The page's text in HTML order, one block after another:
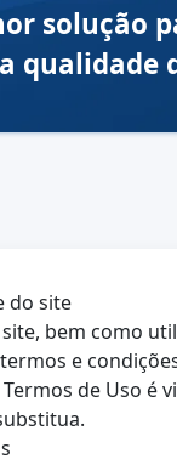
solução
qualidade
do site
bem como
e
de Uso é